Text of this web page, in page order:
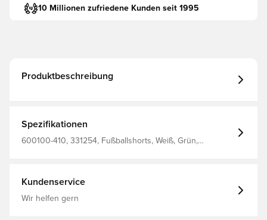
10 Millionen zufriedene Kunden seit 1995
Produktbeschreibung
Spezifikationen
600100-410, 331254, Fußballshorts, Weiß, Grün,
Kundenservice
Wir helfen gern